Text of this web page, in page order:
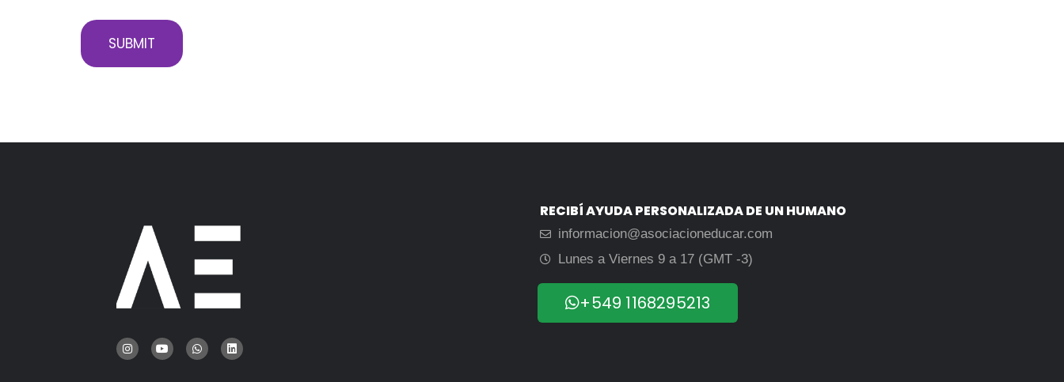
RECIBÍ AYUDA PERSONALIZADA DE UN HUMANO
informacion@asociacioneducar.com
Lunes a Viernes 9 a 17 (GMT -3)
+549 1168295213